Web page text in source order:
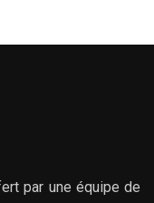
par une équipe de